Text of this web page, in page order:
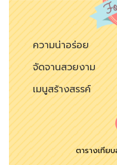
ความน่าอร่อย
จัดจานสวยงาม
เมนูสร้างสรรค์
ตารางเทีย